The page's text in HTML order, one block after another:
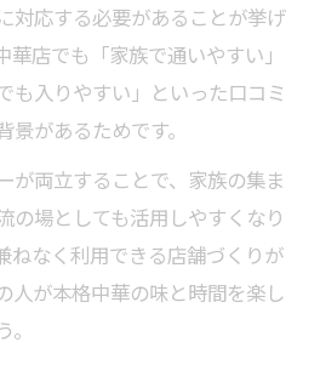
対応する必要があることが挙げ
華店でも「家族で通いやすい」
も入りやすい」といった口コミ
があるためです。
が両立することで、家族の集ま
の場としても活用しやすくなり
ねなく利用できる店舗づくりが
人が本格中華の味と時間を楽し